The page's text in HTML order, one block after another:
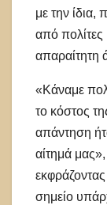
με την ίδια,
από πολίτες
απαραίτητη
«Κάναμε
το κόστος
απάντηση
αίτημά
σημείο